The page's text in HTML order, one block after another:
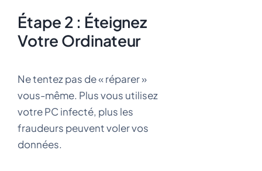
Étape 2 : Éteignez
Votre Ordinateur
Ne tentez pas de « réparer »
vous-même. Plus vous utilisez
votre PC infecté, plus les
fraudeurs peuvent voler vos
données.